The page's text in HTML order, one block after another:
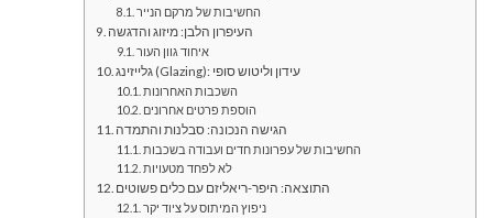
החשיבות של מרקם הנייר
העיפרון הלבן: מיזוג והדגשה
איחוד גוון העור
גלייזינג (Glazing): עידון וליטוש סופי
השכבות האחרונות
הוספת פרטים אחרונים
הגישה הנכונה: סבלנות והתמדה
החשיבות של עפרונות חדים ועבודה בשכבות
לא לפחד מטעויות
התוצאה: היפר-ריאליזם עם כלים פשוטים
ניפוץ המיתוס על ציוד יקר